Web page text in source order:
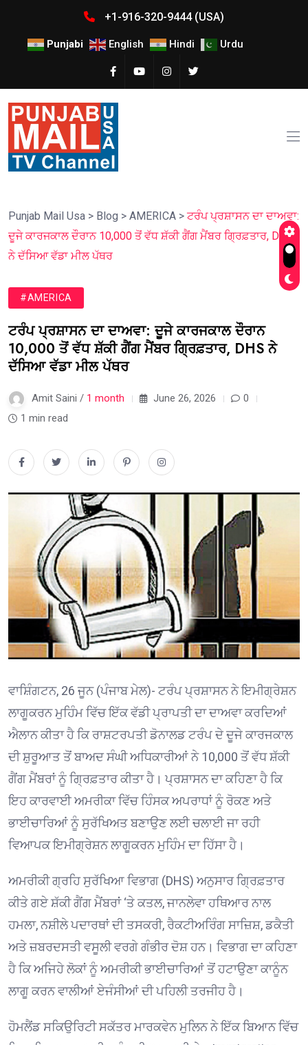
+1-916-320-9444 (USA)
Punjabi English Hindi Urdu
Punjab Mail Usa > Blog > AMERICA > ਟਰੰਪ ਪ੍ਰਸ਼ਾਸਨ ਦਾ ਦਾਅਵਾ:
ਦੂਜੇ ਕਾਰਜਕਾਲ ਦੌਰਾਨ 10,000 ਤੋਂ ਵੱਧ ਸ਼ੱਕੀ ਗੈਂਗ ਮੈਂਬਰ ਗ੍ਰਿਫ਼ਤਾਰ, DHS
ਨੇ ਦੱਸਿਆ ਵੱਡਾ ਮੀਲ ਪੱਥਰ
#AMERICA
ਟਰੰਪ ਪ੍ਰਸ਼ਾਸਨ ਦਾ ਦਾਅਵਾ: ਦੂਜੇ ਕਾਰਜਕਾਲ ਦੌਰਾਨ
10,000 ਤੋਂ ਵੱਧ ਸ਼ੱਕੀ ਗੈਂਗ ਮੈਂਬਰ ਗ੍ਰਿਫ਼ਤਾਰ, DHS ਨੇ
ਦੱਸਿਆ ਵੱਡਾ ਮੀਲ ਪੱਥਰ
Amit Saini / 1 month June 26, 2026
0
1 min read
ਵਾਸ਼ਿੰਗਟਨ, 26 ਜੂਨ (ਪੰਜਾਬ ਮੇਲ)- ਟਰੰਪ ਪ੍ਰਸ਼ਾਸਨ ਨੇ ਇਮੀਗ੍ਰੇਸ਼ਨ
ਲਾਗੂਕਰਨ ਮੁਹਿੰਮ ਵਿੱਚ ਇੱਕ ਵੱਡੀ ਪ੍ਰਾਪਤੀ ਦਾ ਦਾਅਵਾ ਕਰਦਿਆਂ
ਐਲਾਨ ਕੀਤਾ ਹੈ ਕਿ ਰਾਸ਼ਟਰਪਤੀ ਡੋਨਾਲਡ ਟਰੰਪ ਦੇ ਦੂਜੇ ਕਾਰਜਕਾਲ
ਦੀ ਸ਼ੁਰੂਆਤ ਤੋਂ ਬਾਅਦ ਸੰਘੀ ਅਧਿਕਾਰੀਆਂ ਨੇ 10,000 ਤੋਂ ਵੱਧ ਸ਼ੱਕੀ
ਗੈਂਗ ਮੈਂਬਰਾਂ ਨੂੰ ਗ੍ਰਿਫ਼ਤਾਰ ਕੀਤਾ ਹੈ। ਪ੍ਰਸ਼ਾਸਨ ਦਾ ਕਹਿਣਾ ਹੈ ਕਿ
ਇਹ ਕਾਰਵਾਈ ਅਮਰੀਕਾ ਵਿੱਚ ਹਿੰਸਕ ਅਪਰਾਧਾਂ ਨੂੰ ਰੋਕਣ ਅਤੇ
ਭਾਈਚਾਰਿਆਂ ਨੂੰ ਸੁਰੱਖਿਅਤ ਬਣਾਉਣ ਲਈ ਚਲਾਈ ਜਾ ਰਹੀ
ਵਿਆਪਕ ਇਮੀਗ੍ਰੇਸ਼ਨ ਲਾਗੂਕਰਨ ਮੁਹਿੰਮ ਦਾ ਹਿੱਸਾ ਹੈ।
ਅਮਰੀਕੀ ਗ੍ਰਹਿ ਸੁਰੱਖਿਆ ਵਿਭਾਗ (DHS) ਅਨੁਸਾਰ ਗ੍ਰਿਫ਼ਤਾਰ
ਕੀਤੇ ਗਏ ਸ਼ੱਕੀ ਗੈਂਗ ਮੈਂਬਰਾਂ ‘ਤੇ ਕਤਲ, ਜਾਨਲੇਵਾ ਹਥਿਆਰ ਨਾਲ
ਹਮਲਾ, ਨਸ਼ੀਲੇ ਪਦਾਰਥਾਂ ਦੀ ਤਸਕਰੀ, ਰੈਕਟੀਅਰਿੰਗ ਸਾਜ਼ਿਸ਼, ਡਕੈਤੀ
ਅਤੇ ਜ਼ਬਰਦਸਤੀ ਵਸੂਲੀ ਵਰਗੇ ਗੰਭੀਰ ਦੋਸ਼ ਹਨ। ਵਿਭਾਗ ਦਾ ਕਹਿਣਾ
ਹੈ ਕਿ ਅਜਿਹੇ ਲੋਕਾਂ ਨੂੰ ਅਮਰੀਕੀ ਭਾਈਚਾਰਿਆਂ ਤੋਂ ਹਟਾਉਣਾ ਕਾਨੂੰਨ
ਲਾਗੂ ਕਰਨ ਵਾਲੀਆਂ ਏਜੰਸੀਆਂ ਦੀ ਪਹਿਲੀ ਤਰਜੀਹ ਹੈ।
ਹੋਮਲੈਂਡ ਸਕਿਉਰਿਟੀ ਸਕੱਤਰ ਮਾਰਕਵੇਨ ਮੁਲਿਨ ਨੇ ਇੱਕ ਬਿਆਨ ਵਿੱਚ